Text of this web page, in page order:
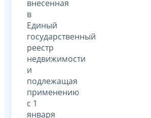
внесенная
в
Единый
государственный
реестр
недвижимости
и
подлежащая
применению
с 1
января